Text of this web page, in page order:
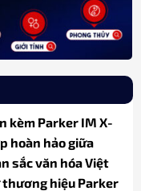
kèm Parker IM X-
hoàn hảo giữa
sắc văn hóa Việt
hiệu Parker